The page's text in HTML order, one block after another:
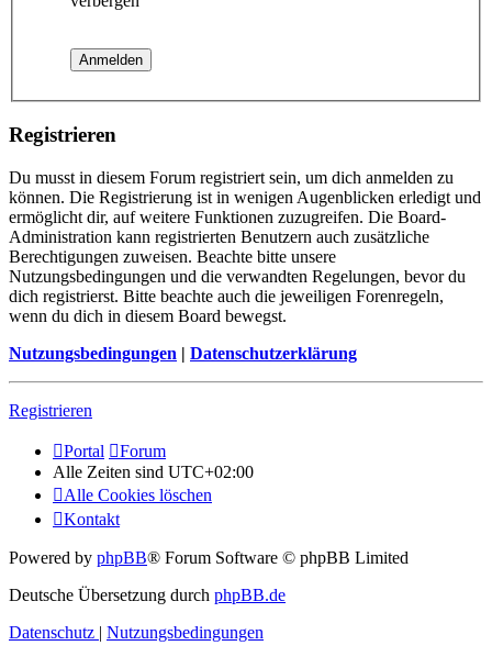
Registrieren
Du musst in diesem Forum registriert sein, um dich anmelden zu
können. Die Registrierung ist in wenigen Augenblicken erledigt und
ermöglicht dir, auf weitere Funktionen zuzugreifen. Die Board-
Administration kann registrierten Benutzern auch zusätzliche
Berechtigungen zuweisen. Beachte bitte unsere
Nutzungsbedingungen und die verwandten Regelungen, bevor du
dich registrierst. Bitte beachte auch die jeweiligen Forenregeln,
wenn du dich in diesem Board bewegst.
Nutzungsbedingungen | Datenschutzerklärung
Registrieren
Portal
Forum
Alle Zeiten sind UTC+02:00
Alle Cookies löschen
Kontakt
Powered by phpBB® Forum Software © phpBB Limited
Deutsche Übersetzung durch phpBB.de
Datenschutz | Nutzungsbedingungen